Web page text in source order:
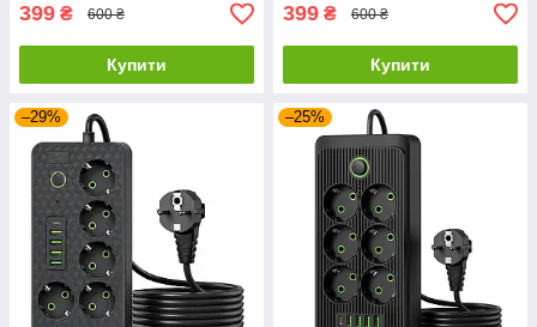
399 ₴ 600 ₴
Купити
399 ₴ 600 ₴
Купити
–29% –25%